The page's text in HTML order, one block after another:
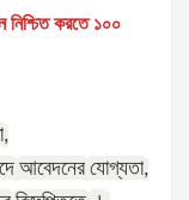
নিশ্চিত করতে ১০০
,
আবেদনের যোগ্যতা,